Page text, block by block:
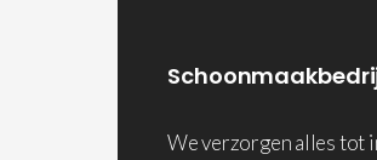
We verzorgen alles tot